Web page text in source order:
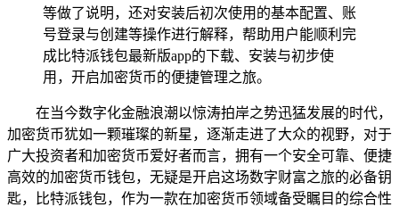
等做了说明，还对安装后初次使用的基本配置、账
号登录与创建等操作进行解释，帮助用户能顺利完
成比特派钱包最新版app的下载、安装与初步使
用，开启加密货币的便捷管理之旅。
在当今数字化金融浪潮以惊涛拍岸之势迅猛发展的时代，
加密货币犹如一颗璀璨的新星，逐渐走进了大众的视野，对于
广大投资者和加密货币爱好者而言，拥有一个安全可靠、便捷
高效的加密货币钱包，无疑是开启这场数字财富之旅的必备钥
匙，比特派钱包，作为一款在加密货币领域备受瞩目的综合性